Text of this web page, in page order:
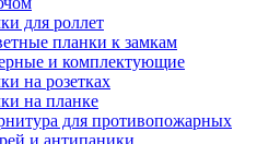
для роллет
планки к замкам
и комплектующие
на розетках
на планке
для противопожарных
и антипаники